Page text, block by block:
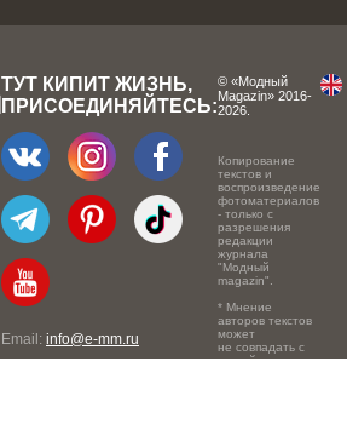
ТУТ КИПИТ ЖИЗНЬ,
ПРИСОЕДИНЯЙТЕСЬ:
Email: info@e-mm.ru
© «Модный
Magazin» 2016-
2026.
Копирование
текстов и
воспроизведение
фотоматериалов
- только с
разрешения
редакции
журнала
"Модный
magazin".
* Мнение
авторов текстов
может
не совпадать с
точкой зрения